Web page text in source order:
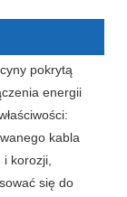
pokrytą
energii
kabla
i korozji,
się do